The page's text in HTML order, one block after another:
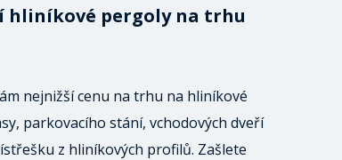
hliníkové pergoly na trhu
nejnižší cenu na trhu na hliníkové
parkovacího stání, vchodových dveří
z hliníkových profilů. Zašlete